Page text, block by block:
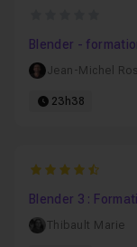
Blender -
Jean-Michel
23h38
4.25
Blender 3 :
Thibault Marie